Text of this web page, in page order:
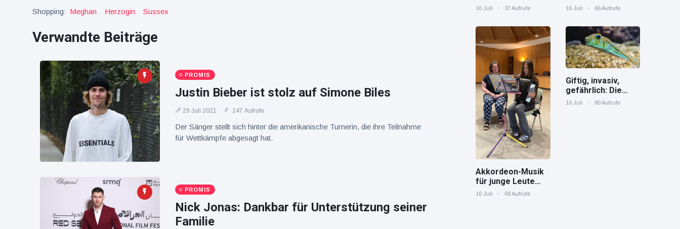
nach WM-
Jungstorch
Wendung
Vor WM-
Finale:
Rauch-
Warnung
und Hitze
in New
York
16 Juli
37
Shopping: Meghan Herzogin Sussex
Verwandte Beiträge
PROMIS
Justin Bieber ist stolz auf Simone Biles
29 Juli 2021 247 Aufrufe
Der Sänger stellt sich hinter die amerikanische Turnerin, die ihre Teilnahme
für Wettkämpfe abgesagt hat.
PROMIS
Nick Jonas: Dankbar für Unterstützung seiner
Familie
und Hitze in New
16 Juli 37 Aufrufe
– US-Präsident
Widersprüche
16 Juli 66 Aufrufe
Akkordeon-Musik
für junge Leute
Jana von den
16 Juli 68 Aufrufe
Giftig, invasiv,
gefährlich: Die
Spaßverderber im
16 Juli 80 Aufrufe